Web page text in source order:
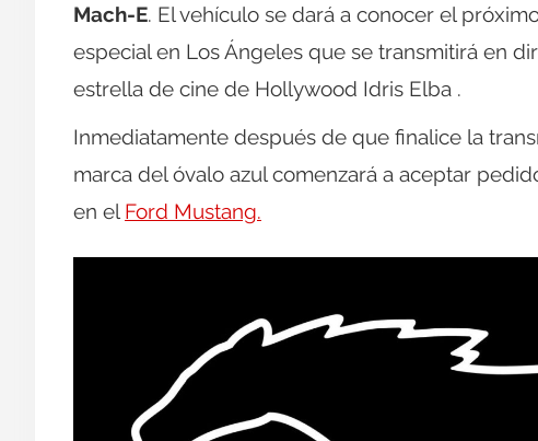
Mach-E. El vehículo se dará a conocer el
especial en Los Ángeles que se transmitirá en
estrella de cine de Hollywood Idris Elba .
Inmediatamente después de que finalice la
marca del óvalo azul comenzará a aceptar
en el Ford Mustang.